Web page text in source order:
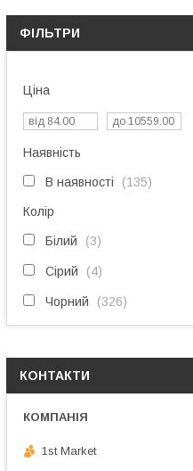
ФІЛЬТРИ
Ціна
Наявність
В наявності 135
Колір
Білий 3
Сірий 4
Чорний 326
КОНТАКТИ
1st Market